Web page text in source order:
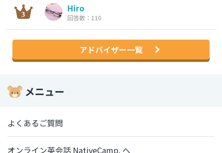
Hiro
回答数：110
アドバイザー一覧
メニュー
よくあるご質問
オンライン英会話 NativeCamp. へ